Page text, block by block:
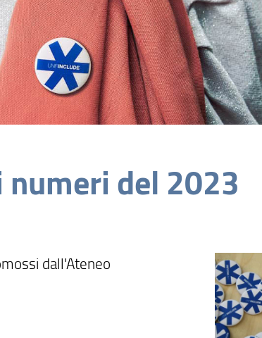
numeri del 2023
dall'Ateneo